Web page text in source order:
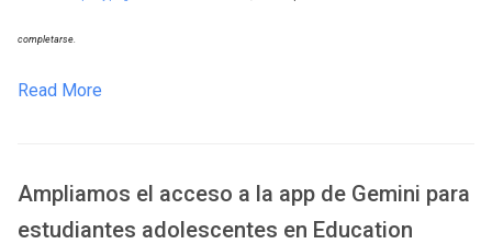
completarse.
Read More
Ampliamos el acceso a la app de Gemini para
estudiantes adolescentes en Education